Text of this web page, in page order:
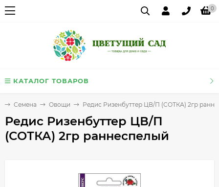
0
КАТАЛОГ ТОВАРОВ
Семена Овощи Редис Ризенбуттер ЦВ/П (СОТКА) 2гр
Редис Ризенбуттер ЦВ/П
(СОТКА) 2гр раннеспелый